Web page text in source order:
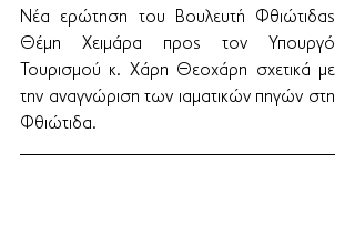
Νέα ερώτηση του Βουλευτή Φθιώτιδας
Θέμη Χειμάρα προς τον Υπουργό
Τουρισμού κ. Χάρη Θεοχάρη σχετικά με
την αναγνώριση των ιαματικών πηγών στη
Φθιώτιδα.